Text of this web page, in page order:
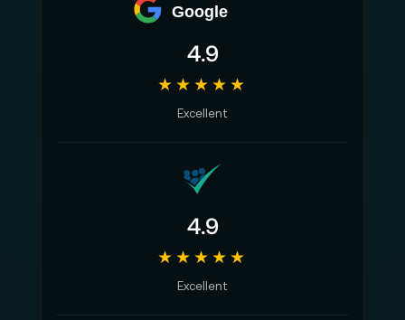
Google
4.9
★★★★★
Excellent
4.9
★★★★★
Excellent